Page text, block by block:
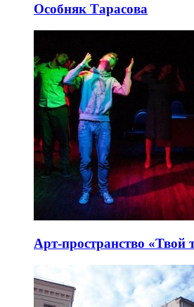
Особняк Тарасова
Арт-пространство «Твой